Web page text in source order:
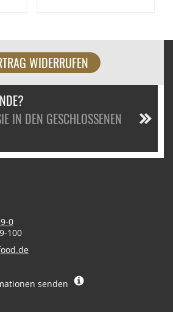
WIDERRUFEN
IN DEN GESCHLOSSENEN
0
100
senden